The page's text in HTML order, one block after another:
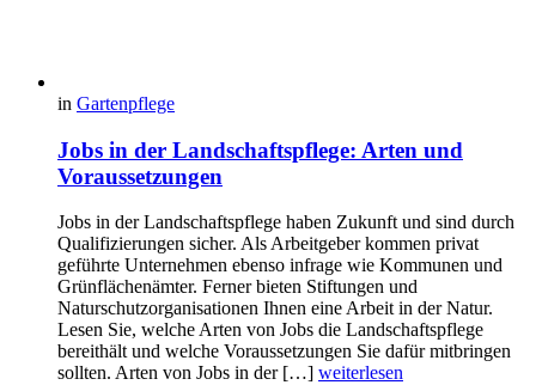
in Gartenpflege
Jobs in der Landschaftspflege: Arten und
Voraussetzungen
Jobs in der Landschaftspflege haben Zukunft und sind durch
Qualifizierungen sicher. Als Arbeitgeber kommen privat
geführte Unternehmen ebenso infrage wie Kommunen und
Grünflächenämter. Ferner bieten Stiftungen und
Naturschutzorganisationen Ihnen eine Arbeit in der Natur.
Lesen Sie, welche Arten von Jobs die Landschaftspflege
bereithält und welche Voraussetzungen Sie dafür mitbringen
sollten. Arten von Jobs in der […] weiterlesen